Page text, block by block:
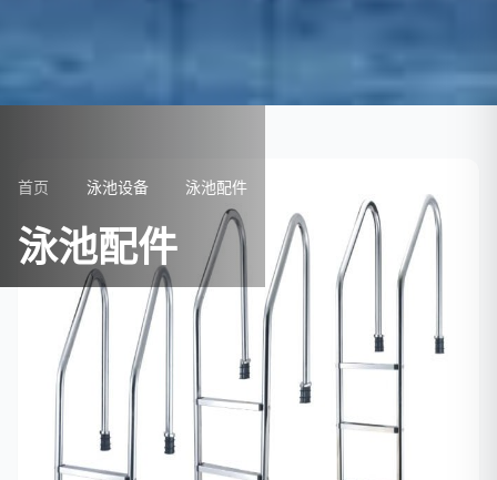
首页 泳池设备 泳池配件
泳池配件